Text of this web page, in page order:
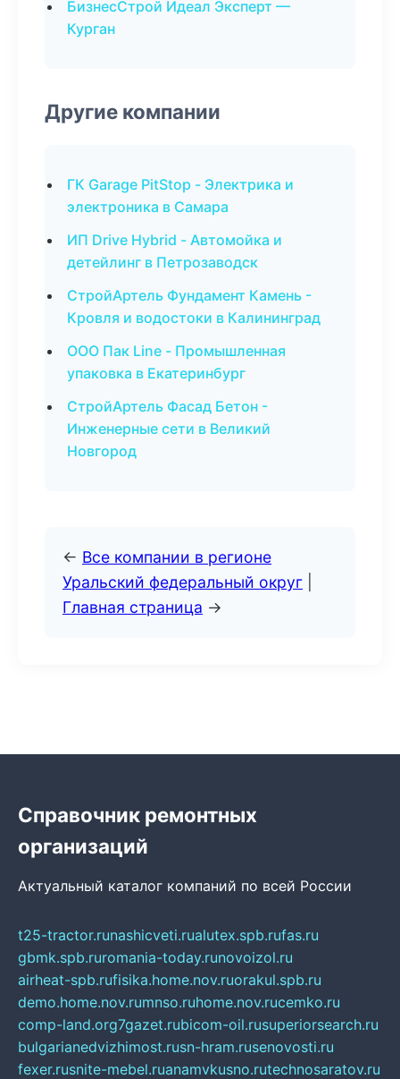
БизнесСтрой Идеал Эксперт —
Курган
Другие компании
ГК Garage PitStop - Электрика и
электроника в Самара
ИП Drive Hybrid - Автомойка и
детейлинг в Петрозаводск
СтройАртель Фундамент Камень -
Кровля и водостоки в Калининград
ООО Пак Line - Промышленная
упаковка в Екатеринбург
СтройАртель Фасад Бетон -
Инженерные сети в Великий
Новгород
← Все компании в регионе
Уральский федеральный округ
Главная страница →
Справочник ремонтных
организаций
Актуальный каталог компаний по всей России
t25-tractor.runashicveti.rualutex.spb.rufas.ru
gbmk.spb.ruromania-today.runovoizol.ru
airheat-spb.rufisika.home.nov.ruorakul.spb.ru
demo.home.nov.rumnso.ruhome.nov.rucemko.ru
comp-land.org7gazet.rubicom-oil.rusuperiorsearch.ru
bulgarianedvizhimost.rusn-hram.rusenovosti.ru
fexer.rusnite-mebel.ruanamvkusno.rutechnosaratov.ru